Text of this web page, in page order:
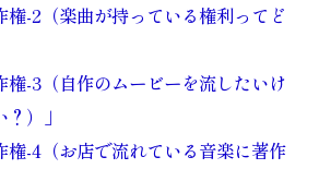
権-2（楽曲が持っている権利ってど
権-3（自作のムービーを流したいけ
）」
権-4（お店で流れている音楽に著作